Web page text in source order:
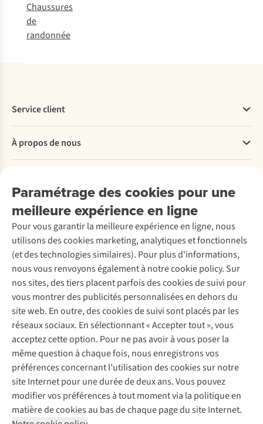
Chaussures
de
randonnée
Paramétrage des cookies pour une
meilleure expérience en ligne
Pour vous garantir la meilleure expérience en ligne, nous
utilisons des cookies marketing, analytiques et fonctionnels
(et des technologies similaires). Pour plus d'informations,
nous vous renvoyons également à notre cookie policy. Sur
nos sites, des tiers placent parfois des cookies de suivi pour
vous montrer des publicités personnalisées en dehors du
site web. En outre, des cookies de suivi sont placés par les
réseaux sociaux. En sélectionnant « Accepter tout », vous
acceptez cette option. Pour ne pas avoir à vous poser la
même question à chaque fois, nous enregistrons vos
préférences concernant l’utilisation des cookies sur notre
site Internet pour une durée de deux ans. Vous pouvez
modifier vos préférences à tout moment via la politique en
matière de cookies au bas de chaque page du site Internet.
Service client
Commander
Payer
Retourner
Rétractation d'une commande
Entretien & réparations
Garantie
Contactez-nous
À propos de nous
Entreprise responsable
À propos d’Ayacucho
Nos magasins
À propos d’A.S.Adventure
Déclaration d'accessibilité
Location / Location sports d’hiver
Seconde-main
Entretien de ski
Service de lavage
Entretien de chaussures
Réparation de chaussures
Réparation de vêtements
Retouches
Pour les entreprises
Découvrez
A.S.Magazine
Explore Camp
Expertise & conseils
Abonnez-vous à la newsletter
Suivez-nous
Mentions légales
Politique de confidentialité
Conditions générales
Cookie Policy